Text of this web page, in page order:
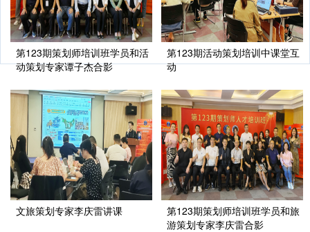
第123期策划师培训班学员和活
动策划专家谭子杰合影
第123期活动策划培训中课堂互
动
文旅策划专家李庆雷讲课
第123期策划师培训班学员和旅
游策划专家李庆雷合影